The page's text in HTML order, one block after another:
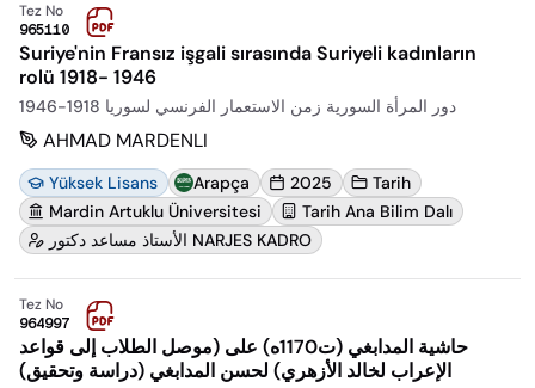
Tez No
965110
Suriye'nin Fransız işgali sırasında Suriyeli kadınların
rolü 1918- 1946
دور المرأة السورية زمن الاستعمار الفرنسي لسوريا 1918-1946
AHMAD MARDENLI
Yüksek Lisans Arapça 2025
Tarih
Mardin Artuklu Üniversitesi
Tarih Ana Bilim Dalı
الأستاذ مساعد دكتور NARJES KADRO
Tez No
964997
حاشية المدابغي (ت1170ه) على (موصل الطلاب إلى قواعد
الإعراب لخالد الأزهري) لحسن المدابغي (دراسة وتحقيق)